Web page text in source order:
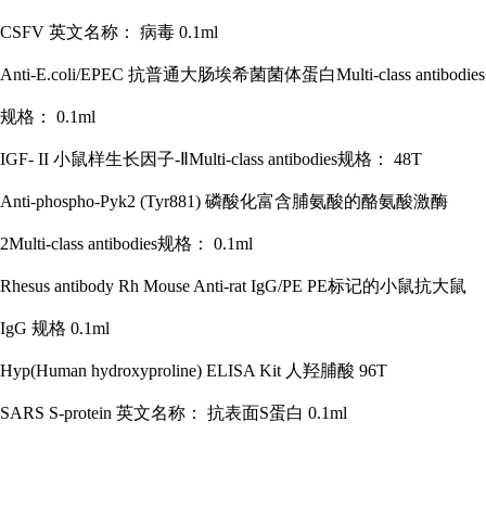
CSFV 英文名称： 病毒 0.1ml
Anti-E.coli/EPEC 抗普通大肠埃希菌菌体蛋白Multi-class antibodies
规格： 0.1ml
IGF- II 小鼠样生长因子-ⅡMulti-class antibodies规格： 48T
Anti-phospho-Pyk2 (Tyr881) 磷酸化富含脯氨酸的酪氨酸激酶
2Multi-class antibodies规格： 0.1ml
Rhesus antibody Rh Mouse Anti-rat IgG/PE PE标记的小鼠抗大鼠
IgG 规格 0.1ml
Hyp(Human hydroxyproline) ELISA Kit 人羟脯酸 96T
SARS S-protein 英文名称： 抗表面S蛋白 0.1ml